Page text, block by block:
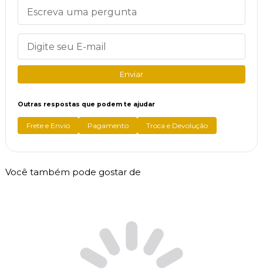
Enviar
Outras respostas que podem te ajudar
Frete e Envio Pagamento Troca e Devolução
Você também pode gostar de